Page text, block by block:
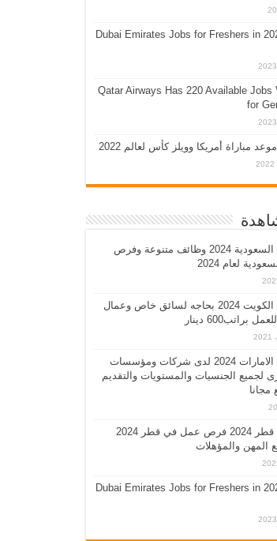
Dubai Emirates Jobs for Freshers in
Qatar Airways Has 220 Available Jobs
for
مباراة أمريكا وويلز كأس لعالم 2022
وظائف في السعودية 2024 وظائف متنوعة وفرص
لعام 2024
وظائف في الكويت 2024 بحاجه لسائق خاص وعمال
براتب600 دينار
وظائف في الامارات 2024 لدى شركات ومؤسسات
لجميع الجنسيات والمستويات والتقديم
مجانا
وظائف في قطر 2024 فرص عمل في قطر 2024
المهن والمؤهلات
Dubai Emirates Jobs for Freshers in